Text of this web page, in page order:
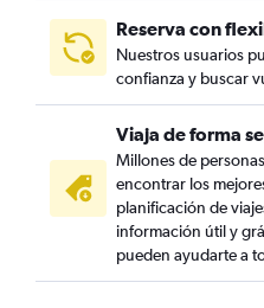
Reserva con
Nuestros usuarios
confianza y buscar
Viaja de forma
Millones de
encontrar los
planificación de
información útil y
pueden ayudarte a